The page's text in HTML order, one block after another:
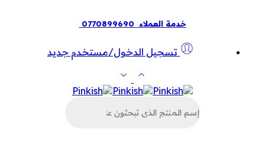
خدمة العملاء 0770899690
تسجيل الدخول/مستخدم جديد
عن